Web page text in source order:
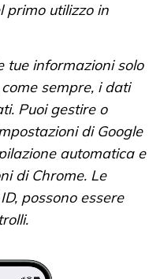
primo utilizzo in
tue informazioni solo
sempre, i dati
Puoi gestire o
di Google
automatica e
di Chrome. Le
possono essere